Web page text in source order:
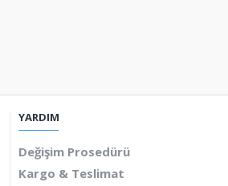
YARDIM
Değişim Prosedürü
Kargo & Teslimat